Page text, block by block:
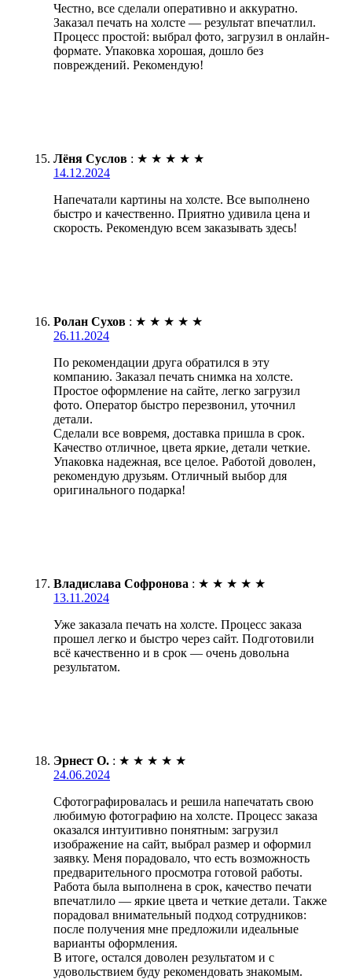
Честно, все сделали оперативно и аккуратно.
Заказал печать на холсте — результат впечатлил.
Процесс простой: выбрал фото, загрузил в онлайн-
формате. Упаковка хорошая, дошло без
повреждений. Рекомендую!
Лёня Суслов : ★ ★ ★ ★ ★
14.12.2024
Напечатали картины на холсте. Все выполнено
быстро и качественно. Приятно удивила цена и
скорость. Рекомендую всем заказывать здесь!
Ролан Сухов : ★ ★ ★ ★ ★
26.11.2024
По рекомендации друга обратился в эту
компанию. Заказал печать снимка на холсте.
Простое оформление на сайте, легко загрузил
фото. Оператор быстро перезвонил, уточнил
детали.
Сделали все вовремя, доставка пришла в срок.
Качество отличное, цвета яркие, детали четкие.
Упаковка надежная, все целое. Работой доволен,
рекомендую друзьям. Отличный выбор для
оригинального подарка!
Владислава Софронова : ★ ★ ★ ★ ★
13.11.2024
Уже заказала печать на холсте. Процесс заказа
прошел легко и быстро через сайт. Подготовили
всё качественно и в срок — очень довольна
результатом.
Эрнест О. : ★ ★ ★ ★ ★
24.06.2024
Сфотографировалась и решила напечатать свою
любимую фотографию на холсте. Процесс заказа
оказался интуитивно понятным: загрузил
изображение на сайт, выбрал размер и оформил
заявку. Меня порадовало, что есть возможность
предварительного просмотра готовой работы.
Работа была выполнена в срок, качество печати
впечатлило — яркие цвета и четкие детали. Также
порадовал внимательный подход сотрудников:
после получения мне предложили идеальные
варианты оформления.
В итоге, остался доволен результатом и с
удовольствием буду рекомендовать знакомым.